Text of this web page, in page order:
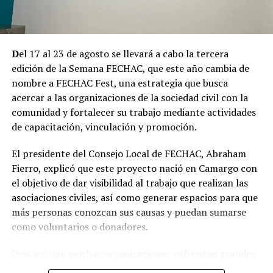
Camargo.
Del 17 al 23 de agosto se llevará a cabo la tercera
edición de la Semana FECHAC, que este año cambia de
nombre a FECHAC Fest, una estrategia que busca
acercar a las organizaciones de la sociedad civil con la
comunidad y fortalecer su trabajo mediante actividades
de capacitación, vinculación y promoción.
El presidente del Consejo Local de FECHAC, Abraham
Fierro, explicó que este proyecto nació en Camargo con
el objetivo de dar visibilidad al trabajo que realizan las
asociaciones civiles, así como generar espacios para que
más personas conozcan sus causas y puedan sumarse
como voluntarios o donadores.
retos para mantenerse activas, por lo que FECHAC